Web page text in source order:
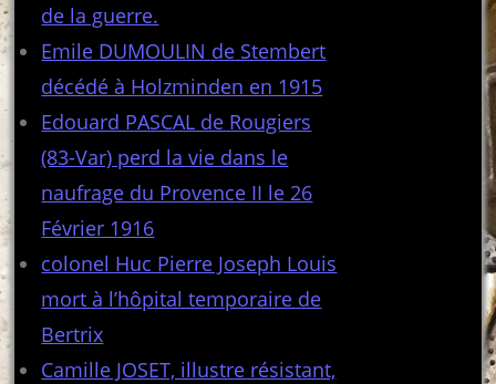
de la guerre.
Emile DUMOULIN de Stembert
décédé à Holzminden en 1915
Edouard PASCAL de Rougiers
(83-Var) perd la vie dans le
naufrage du Provence II le 26
Février 1916
colonel Huc Pierre Joseph Louis
mort à l’hôpital temporaire de
Bertrix
Camille JOSET, illustre résistant,